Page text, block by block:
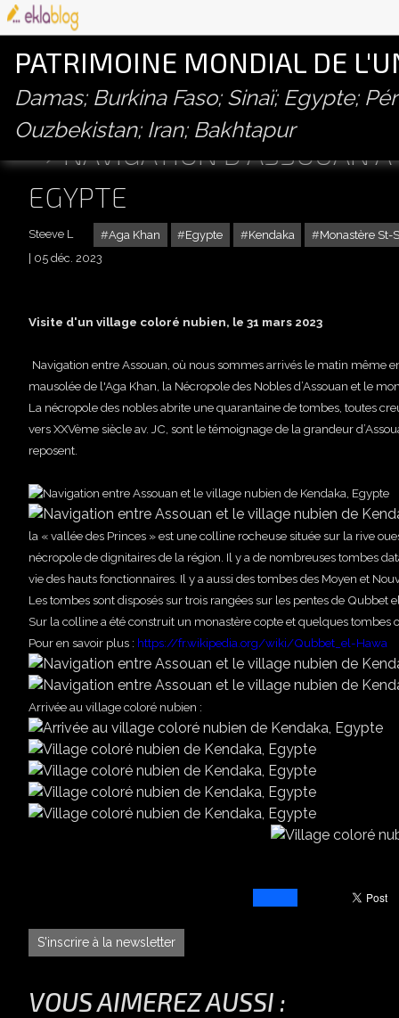
PATRIMOINE MONDIAL DE
Damas; Burkina Faso; Sinaï; Egypte;
Ouzbekistan; Iran; Bakhtapur
NAVIGATION D'ASSOUAN
EGYPTE
Aga Khan Egypte Kendaka Monastère St-
Steeve L
05 déc. 2023
Visite d'un village coloré nubien, le 31 mars 2023
Navigation entre Assouan, où nous sommes arrivés le matin même
mausolée de l'Aga Khan, la Nécropole des Nobles d’Assouan et le
La nécropole des nobles abrite une quarantaine de tombes, toutes
vers XXVème siècle av. JC, sont le témoignage de la grandeur
reposent.
la « vallée des Princes » est une colline rocheuse située sur la rive
nécropole de dignitaires de la région. Il y a de nombreuses tombes
vie des hauts fonctionnaires. Il y a aussi des tombes des Moyen et
Les tombes sont disposés sur trois rangées sur les pentes de Qubbet
Sur la colline a été construit un monastère copte et quelques tombes
Pour en savoir plus : https://fr.wikipedia.org/wiki/Qubbet_el-Hawa
Arrivée au village coloré nubien :
S'inscrire à la newsletter
VOUS AIMEREZ AUSSI :